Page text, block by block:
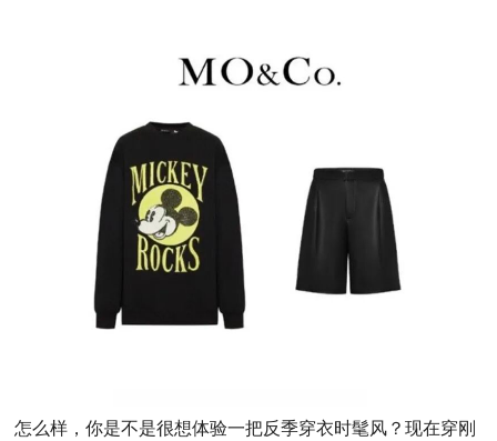
怎么样，你是不是很想体验一把反季穿衣时髦风？现在穿刚